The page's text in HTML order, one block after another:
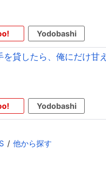
Yodobashi
貸したら、俺にだけ甘
Yodobashi
他から探す